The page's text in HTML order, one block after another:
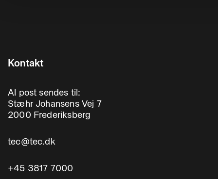
Kontakt
Al post sendes til:
Stæhr Johansens Vej 7
2000 Frederiksberg
tec@tec.dk
+45 3817 7000